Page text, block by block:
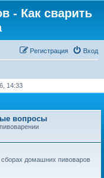
- Как cварить
Вход
Регистрация
14:33
вопросы
домашних пивоваров